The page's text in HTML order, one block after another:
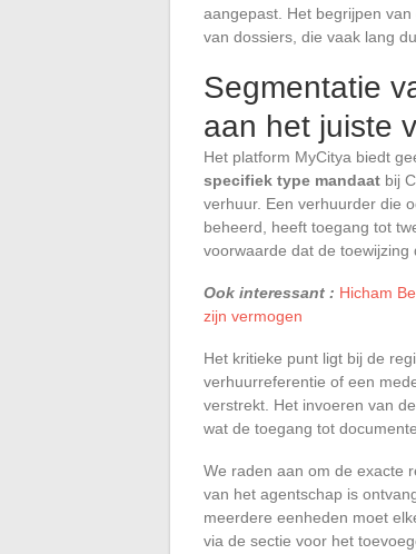
aangepast. Het begrijpen
van dossiers, die vaak lang
Segmentatie
aan het juiste
Het platform MyCitya biedt
specifiek type mandaat bij
verhuur. Een verhuurder die
beheerd, heeft toegang tot
voorwaarde dat de toewijzing
Ook interessant : Hicham
zijn vermogen
Het kritieke punt ligt bij de
verhuurreferentie of een
verstrekt. Het invoeren van
wat de toegang tot
We raden aan om de exacte
van het agentschap is
meerdere eenheden moet
via de sectie voor het